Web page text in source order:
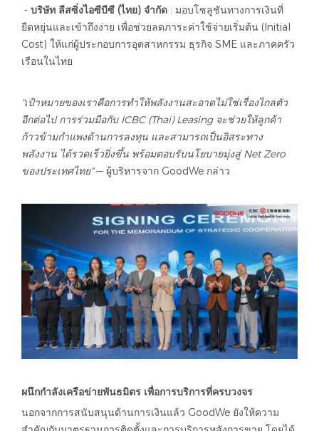
- บริษัท ลีสซิ่งไอซีบีซี (ไทย) จำกัด : มอบโซลูชันทางการเงินที่
ยืดหยุ่นและเข้าถึงง่าย เพื่อช่วยลดภาระค่าใช้จ่ายเริ่มต้น (Initial
Cost) ให้แก่ผู้ประกอบการอุตสาหกรรม ธุรกิจ SME และภาคครัว
เรือนในไทย
"เป้าหมายของเราคือการทำให้พลังงานสะอาดไม่ใช่เรื่องไกลตัว
อีกต่อไป การร่วมมือกับ ICBC (Thai) Leasing จะช่วยให้ลูกค้า
ก้าวข้ามกำแพงด้านการลงทุน และสามารถเป็นอิสระทาง
พลังงาน ได้รวดเร็วยิ่งขึ้น พร้อมตอบรับนโยบายมุ่งสู่ Net Zero
ของประเทศไทย"— ผู้บริหารจาก GoodWe กล่าว
ผนึกกำลังเครือข่ายพันธมิตร เพื่อการบริการที่ครบวงจร
นอกจากการสนับสนุนด้านการเงินแล้ว GoodWe ยังให้ความ